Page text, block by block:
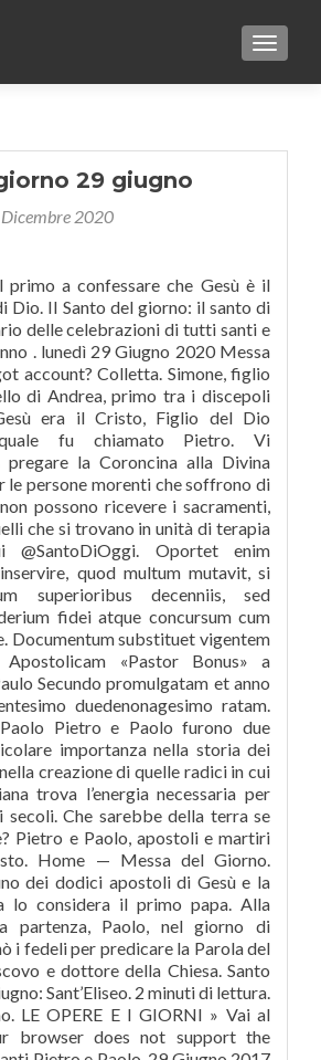
29 giugno
2020
a confessare che Gesù è il
Dio. Il Santo del giorno: il santo di
delle celebrazioni di tutti santi e
. lunedì 29 Giugno 2020 Messa
account? Colletta. Simone, figlio
di Andrea, primo tra i discepoli
era il Cristo, Figlio del Dio
fu chiamato Pietro. Vi
pregare la Coroncina alla Divina
le persone morenti che soffrono di
possono ricevere i sacramenti,
che si trovano in unità di terapia
@SantoDiOggi. Oportet enim
quod multum mutavit, si
superioribus decenniis, sed
fidei atque concursum cum
Documentum substituet vigentem
Apostolicam «Pastor Bonus» a
Secundo promulgatam et anno
duedenonagesimo ratam.
Pietro e Paolo furono due
importanza nella storia dei
creazione di quelle radici in cui
trova l’energia necessaria per
secoli. Che sarebbe della terra se
Pietro e Paolo, apostoli e martiri
Home — Messa del Giorno.
dei dodici apostoli di Gesù e la
lo considera il primo papa. Alla
partenza, Paolo, nel giorno di
i fedeli per predicare la Parola del
e dottore della Chiesa. Santo
Sant’Eliseo. 2 minuti di lettura.
LE OPERE E I GIORNI » Vai al
browser does not support the